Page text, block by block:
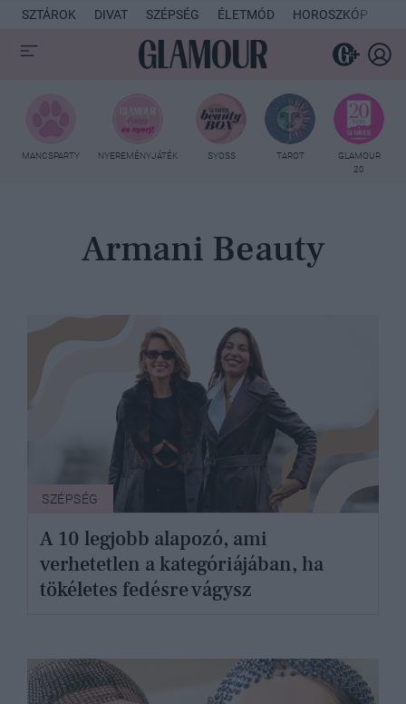
SZTÁROK DIVAT SZÉPSÉG ÉLETMÓD HOROSZKÓP
MANCSPARTY NYEREMÉNYJÁTÉK SYOSS TAROT
GLAMOUR
20
Armani Beauty
SZÉPSÉG
A 10 legjobb alapozó, ami
verhetetlen a kategóriájában, ha
tökéletes fedésre vágysz